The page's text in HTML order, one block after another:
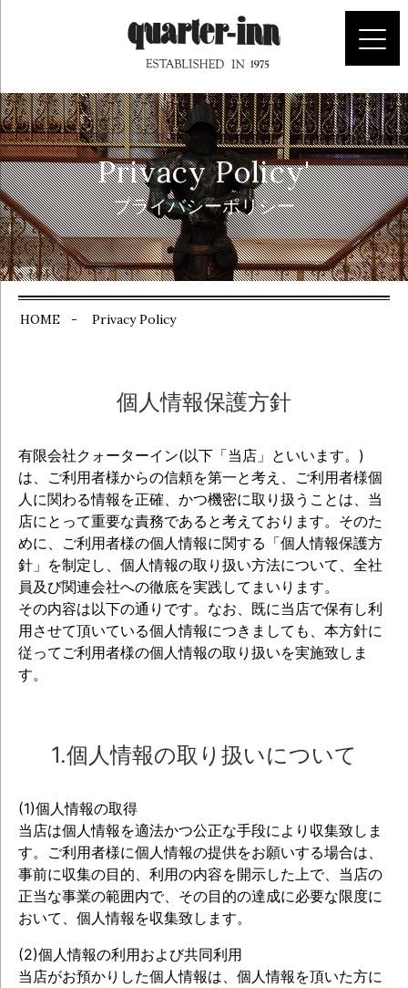
プライバシーポリシー
HOME - Privacy Policy
個人情報保護方針
有限会社クォーターイン(以下「当店」といいます。)
は、ご利用者様からの信頼を第一と考え、ご利用者様個
人に関わる情報を正確、かつ機密に取り扱うことは、当
店にとって重要な責務であると考えております。そのた
めに、ご利用者様の個人情報に関する「個人情報保護方
針」を制定し、個人情報の取り扱い方法について、全社
員及び関連会社への徹底を実践してまいります。
その内容は以下の通りです。なお、既に当店で保有し利
用させて頂いている個人情報につきましても、本方針に
従ってご利用者様の個人情報の取り扱いを実施致しま
す。
1.個人情報の取り扱いについて
(1)個人情報の取得
当店は個人情報を適法かつ公正な手段により収集致しま
す。ご利用者様に個人情報の提供をお願いする場合は、
事前に収集の目的、利用の内容を開示した上で、当店の
正当な事業の範囲内で、その目的の達成に必要な限度に
おいて、個人情報を収集致します。
(2)個人情報の利用および共同利用
当店がお預かりした個人情報は、個人情報を頂いた方に